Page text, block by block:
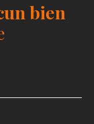
bien